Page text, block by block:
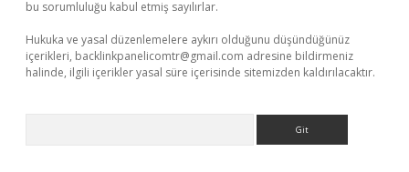
bu sorumluluğu kabul etmiş sayılırlar.
Hukuka ve yasal düzenlemelere aykırı olduğunu düşündüğünüz
içerikleri, backlinkpanelicomtr@gmail.com adresine bildirmeniz
halinde, ilgili içerikler yasal süre içerisinde sitemizden kaldırılacaktır.